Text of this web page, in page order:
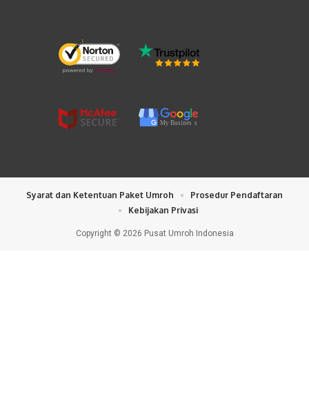
My Busines s
Copyright © 2026 Pusat Umroh Indonesia
Syarat dan Ketentuan Paket Umroh
Prosedur Pendaftaran
Kebijakan Privasi